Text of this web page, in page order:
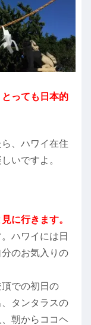
っても日本的
、ハワイ在住
いですよ。
に行きます。
ハワイには日
のお気入りの
での初日の
タンタラスの
朝からココヘ